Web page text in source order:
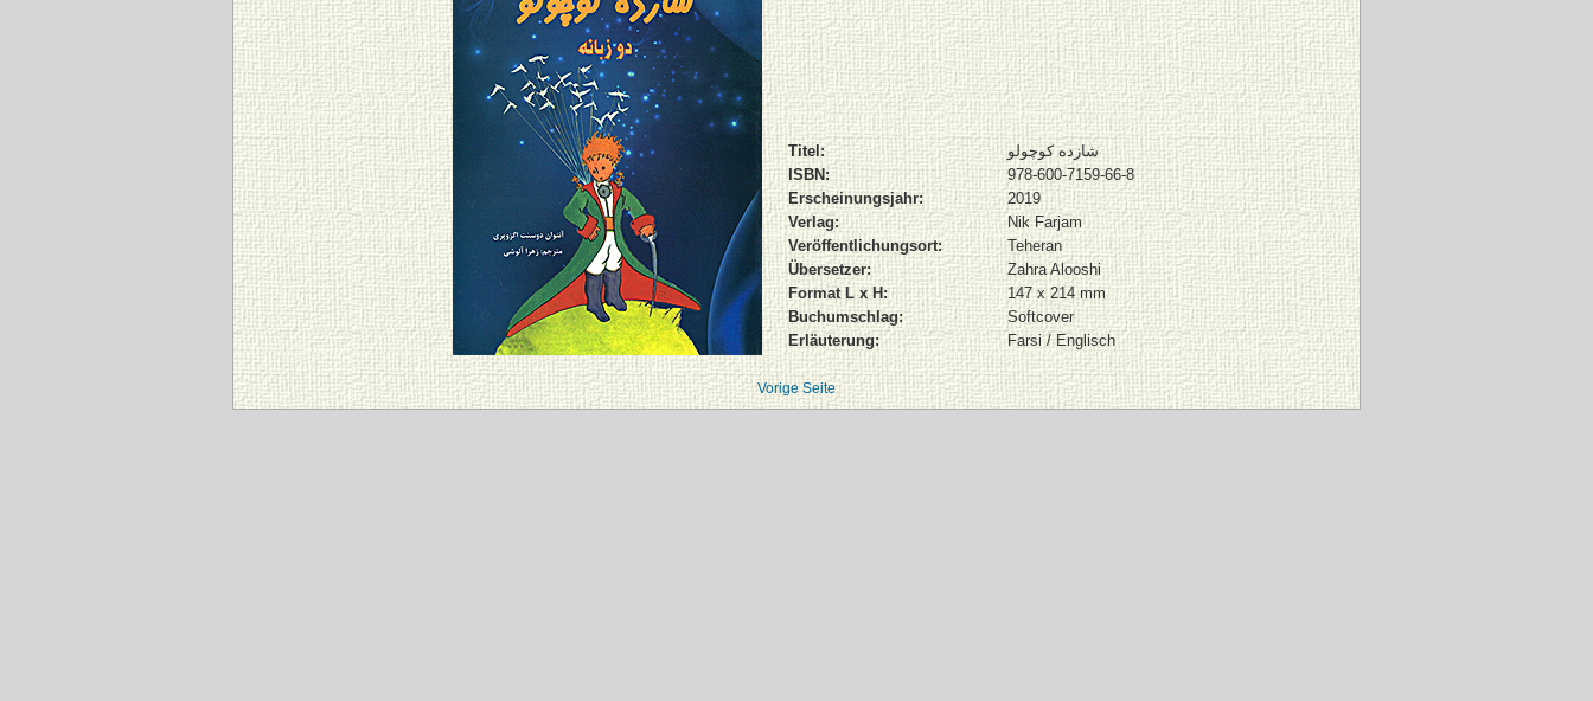
Titel:
شازده کوچولو
ISBN:
978-600-7159-66-8
Erscheinungsjahr:
2019
Verlag:
Nik Farjam
Veröffentlichungsort:
Teheran
Übersetzer:
Zahra Alooshi
Format L x H:
147 x 214 mm
Buchumschlag:
Softcover
Erläuterung:
Farsi / Englisch
Vorige Seite